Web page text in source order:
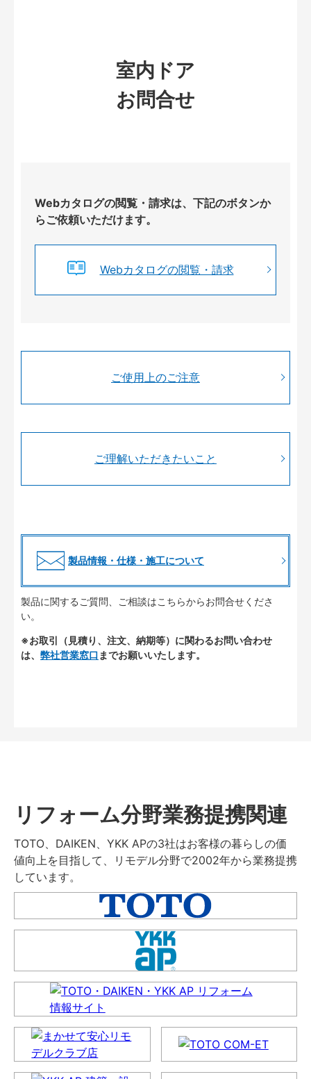
室内ドア
お問合せ
Webカタログの閲覧・請求は、下記のボタンか
らご依頼いただけます。
Webカタログの閲覧・請求
ご使用上のご注意
ご理解いただきたいこと
製品情報・仕様・施工について
製品に関するご質問、ご相談はこちらからお問合せくださ
い。
※お取引（見積り、注文、納期等）に関わるお問い合わせ
は、 弊社営業窓口 までお願いいたします。
リフォーム分野業務提携関連
TOTO、DAIKEN、YKK APの3社はお客様の暮らしの価
値向上を目指して、リモデル分野で2002年から業務提携
しています。